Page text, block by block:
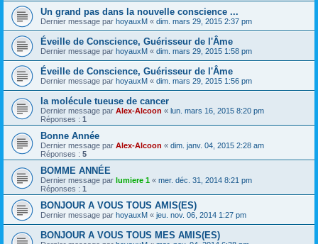
Un grand pas dans la nouvelle conscience ...
Dernier message par hoyauxM « dim. mars 29, 2015 2:37 pm
Éveille de Conscience, Guérisseur de l'Âme
Dernier message par hoyauxM « dim. mars 29, 2015 1:58 pm
Éveille de Conscience, Guérisseur de l'Âme
Dernier message par hoyauxM « dim. mars 29, 2015 1:56 pm
la molécule tueuse de cancer
Dernier message par Alex-Alcoon « lun. mars 16, 2015 8:20 pm
Réponses : 1
Bonne Année
Dernier message par Alex-Alcoon « dim. janv. 04, 2015 2:28 am
Réponses : 5
BOMME ANNÉE
Dernier message par lumiere 1 « mer. déc. 31, 2014 8:21 pm
Réponses : 1
BONJOUR A VOUS TOUS AMIS(ES)
Dernier message par hoyauxM « jeu. nov. 06, 2014 1:27 pm
BONJOUR A VOUS TOUS MES AMIS(ES)